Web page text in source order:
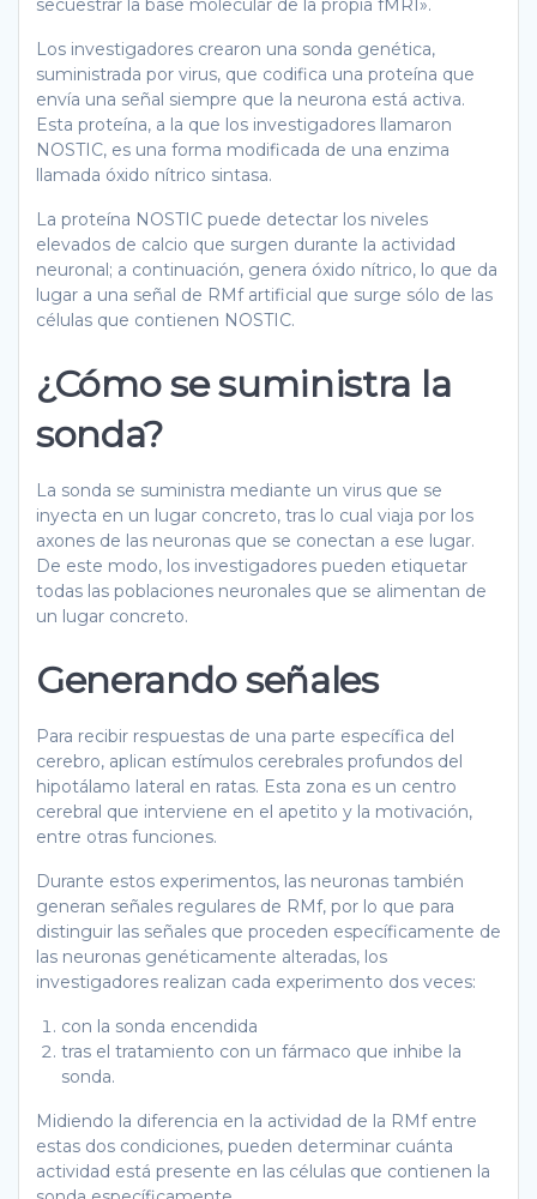
secuestrar la base molecular de la propia fMRI».
Los investigadores crearon una sonda genética,
suministrada por virus, que codifica una proteína que
envía una señal siempre que la neurona está activa.
Esta proteína, a la que los investigadores llamaron
NOSTIC, es una forma modificada de una enzima
llamada óxido nítrico sintasa.
La proteína NOSTIC puede detectar los niveles
elevados de calcio que surgen durante la actividad
neuronal; a continuación, genera óxido nítrico, lo que da
lugar a una señal de RMf artificial que surge sólo de las
células que contienen NOSTIC.
¿Cómo se suministra la
sonda?
La sonda se suministra mediante un virus que se
inyecta en un lugar concreto, tras lo cual viaja por los
axones de las neuronas que se conectan a ese lugar.
De este modo, los investigadores pueden etiquetar
todas las poblaciones neuronales que se alimentan de
un lugar concreto.
Generando señales
Para recibir respuestas de una parte específica del
cerebro, aplican estímulos cerebrales profundos del
hipotálamo lateral en ratas. Esta zona es un centro
cerebral que interviene en el apetito y la motivación,
entre otras funciones.
Durante estos experimentos, las neuronas también
generan señales regulares de RMf, por lo que para
distinguir las señales que proceden específicamente de
las neuronas genéticamente alteradas, los
investigadores realizan cada experimento dos veces:
con la sonda encendida
tras el tratamiento con un fármaco que inhibe la
sonda.
Midiendo la diferencia en la actividad de la RMf entre
estas dos condiciones, pueden determinar cuánta
actividad está presente en las células que contienen la